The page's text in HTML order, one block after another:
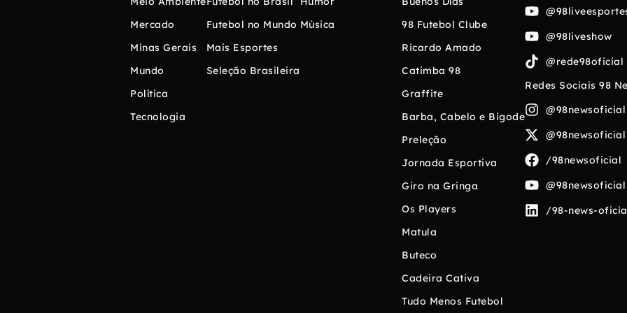
Mercado
Minas Gerais
Mundo
Política
Tecnologia
Futebol no Mundo
Mais Esportes
Seleção Brasileira
Música
98 Futebol Clube
Ricardo Amado
Catimba 98
Graffite
Barba, Cabelo e Bigode
Preleção
Jornada Esportiva
Giro na Gringa
Os Players
Matula
Buteco
Cadeira Cativa
Tudo Menos Futebol
@98liveshow
@rede98oficial
Redes Sociais 98
@98newsoficial
@98newsoficial
/98newsoficial
@98newsoficial
/98-news-